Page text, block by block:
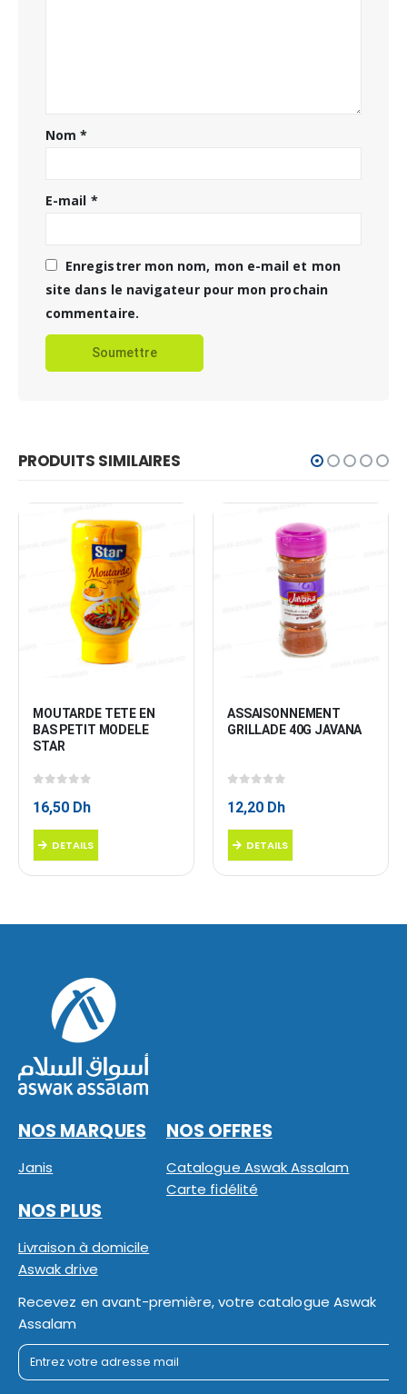
Nom*
E-mail *
Enregistrer mon nom, mon e-mail et mon
site dans le navigateur pour mon prochain
commentaire.
PRODUITS SIMILAIRES
MOUTARDE TETE EN
BAS PETIT MODELE
STAR
16,50 Dh
DETAILS
ASSAISONNEMENT
GRILLADE 40G JAVANA
12,20 Dh
DETAILS
NOS MARQUES
Janis
NOS OFFRES
Catalogue Aswak Assalam
Carte fidélité
NOS PLUS
Livraison à domicile
Aswak drive
Recevez en avant-première, votre catalogue Aswak
Assalam